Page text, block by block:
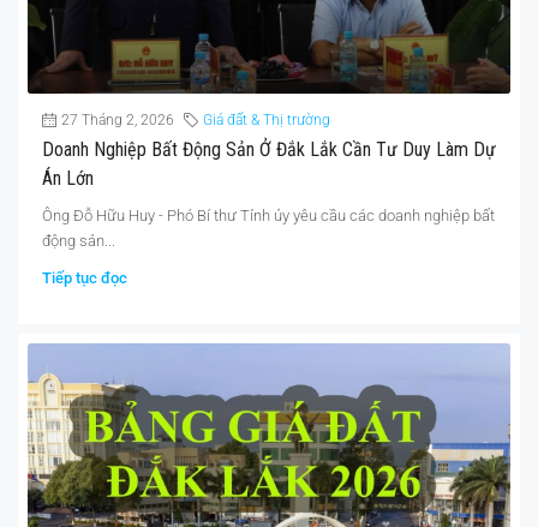
27 Tháng 2, 2026 Giá đất & Thị trường
Doanh Nghiệp Bất Động Sản Ở Đắk Lắk Cần Tư Duy Làm Dự
Án Lớn
Ông Đỗ Hữu Huy - Phó Bí thư Tỉnh ủy yêu cầu các doanh nghiệp bất
động sản...
Tiếp tục đọc